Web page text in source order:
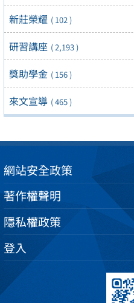
新莊榮耀 ( 102 )
研習講座 ( 2,193 )
獎助學金 ( 156 )
來文宣導 ( 465 )
網站安全政策
著作權聲明
隱私權政策
登入